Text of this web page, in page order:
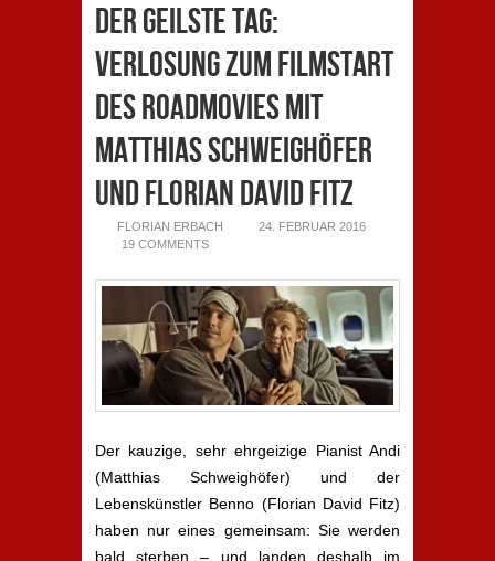
DER GEILSTE TAG:
Verlosung zum Filmstart
des Roadmovies mit
Matthias Schweighöfer
und Florian David Fitz
FLORIAN ERBACH
24. FEBRUAR 2016
19 COMMENTS
Der kauzige, sehr ehrgeizige Pianist Andi
(Matthias Schweighöfer) und der
Lebenskünstler Benno (Florian David Fitz)
haben nur eines gemeinsam: Sie werden
bald sterben – und landen deshalb im